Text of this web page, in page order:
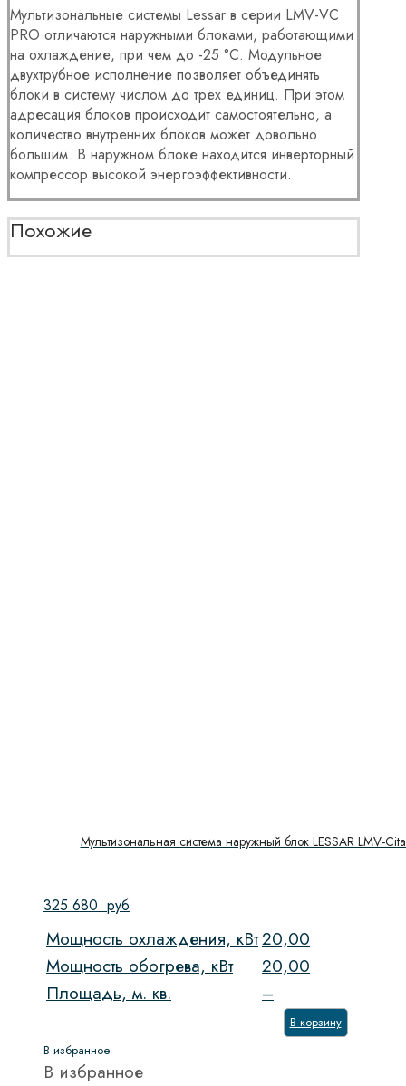
Мультизональные системы Lessar в серии LMV-VC
PRO отличаются наружными блоками, работающими
на охлаждение, при чем до -25 °С. Модульное
двухтрубное исполнение позволяет объединять
блоки в систему числом до трех единиц. При этом
адресация блоков происходит самостоятельно, а
количество внутренних блоков может довольно
большим. В наружном блоке находится инверторный
компрессор высокой энергоэффективности.
Похожие
Мультизональная система наружный блок LESSAR LMV-
325 680 руб
Мощность охлаждения, кВт20,00
Мощность обогрева, кВт
20,00
Площадь, м. кв.
–
В корзину
В избранное
В избранное